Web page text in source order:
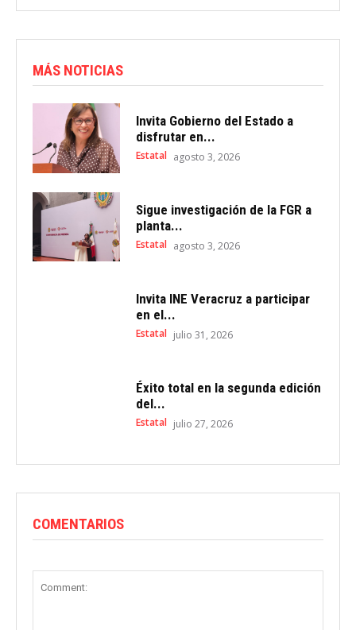
MÁS NOTICIAS
Invita Gobierno del Estado a
disfrutar en...
Estatal agosto 3, 2026
Sigue investigación de la FGR a
planta...
Estatal agosto 3, 2026
Invita INE Veracruz a participar
en el...
Estatal julio 31, 2026
Éxito total en la segunda edición
del...
Estatal julio 27, 2026
COMENTARIOS